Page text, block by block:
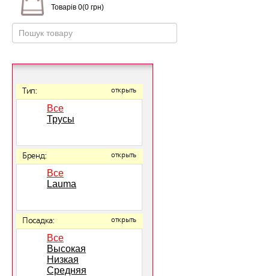
Товарів 0(0 грн)
Тип: открыть
Все
Трусы
Бренд: открыть
Все
Lauma
Посадка: открыть
Все
Высокая
Низкая
Средняя